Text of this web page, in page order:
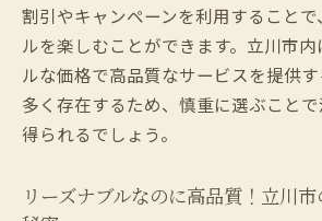
立川市で人気のプランやコ
コスパ重視で選ぶ！立川市
ガイド
リラックスタイムを満喫！立川
イルサロン
リラックスできる立川市の
割引やキャンペーンを利用すること
ルを楽しむことができます。立川市
ルな価格で高品質なサービスを提供
多く存在するため、慎重に選ぶこと
得られるでしょう。
リーズナブルなのに高品質！立川